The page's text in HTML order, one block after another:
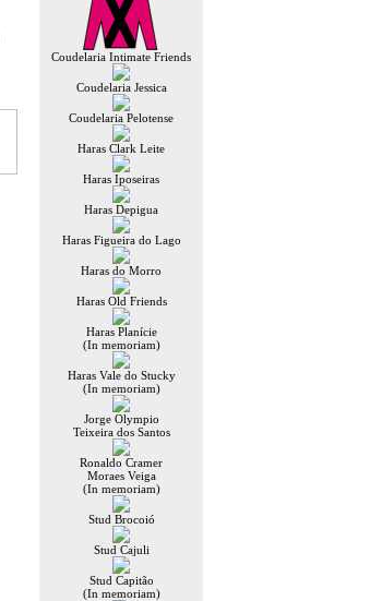
Coudelaria Intimate Friends
Coudelaria Jessica
Coudelaria Pelotense
Haras Clark Leite
Haras Iposeiras
Haras Depigua
Haras Figueira do Lago
Haras do Morro
Haras Old Friends
Haras Planície
(In memoriam)
Haras Vale do Stucky
(In memoriam)
Jorge Olympio
Teixeira dos Santos
Ronaldo Cramer
Moraes Veiga
(In memoriam)
Stud Brocoió
Stud Cajuli
Stud Capitão
(In memoriam)